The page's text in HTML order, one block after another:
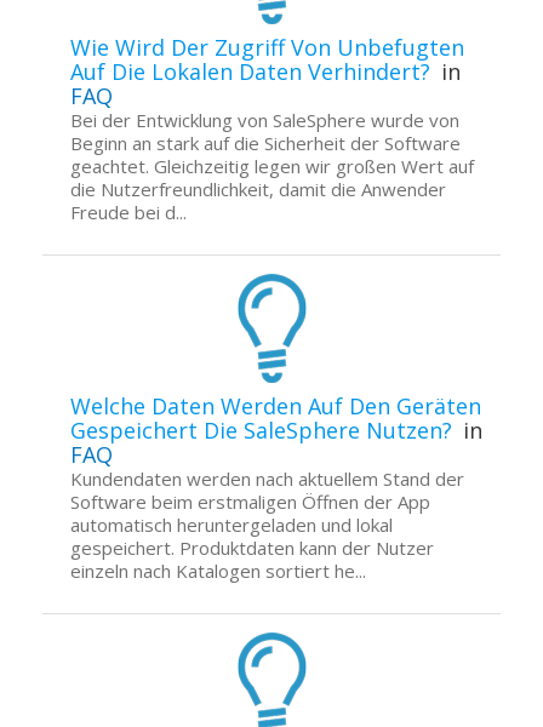
Wie Wird Der Zugriff Von Unbefugten
Auf Die Lokalen Daten Verhindert? in
FAQ
Bei der Entwicklung von SaleSphere wurde von
Beginn an stark auf die Sicherheit der Software
geachtet. Gleichzeitig legen wir großen Wert auf
die Nutzerfreundlichkeit, damit die Anwender
Freude bei d...
Welche Daten Werden Auf Den Geräten
Gespeichert Die SaleSphere Nutzen? in
FAQ
Kundendaten werden nach aktuellem Stand der
Software beim erstmaligen Öffnen der App
automatisch heruntergeladen und lokal
gespeichert. Produktdaten kann der Nutzer
einzeln nach Katalogen sortiert he...